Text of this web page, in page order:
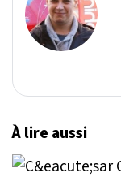
À lire aussi